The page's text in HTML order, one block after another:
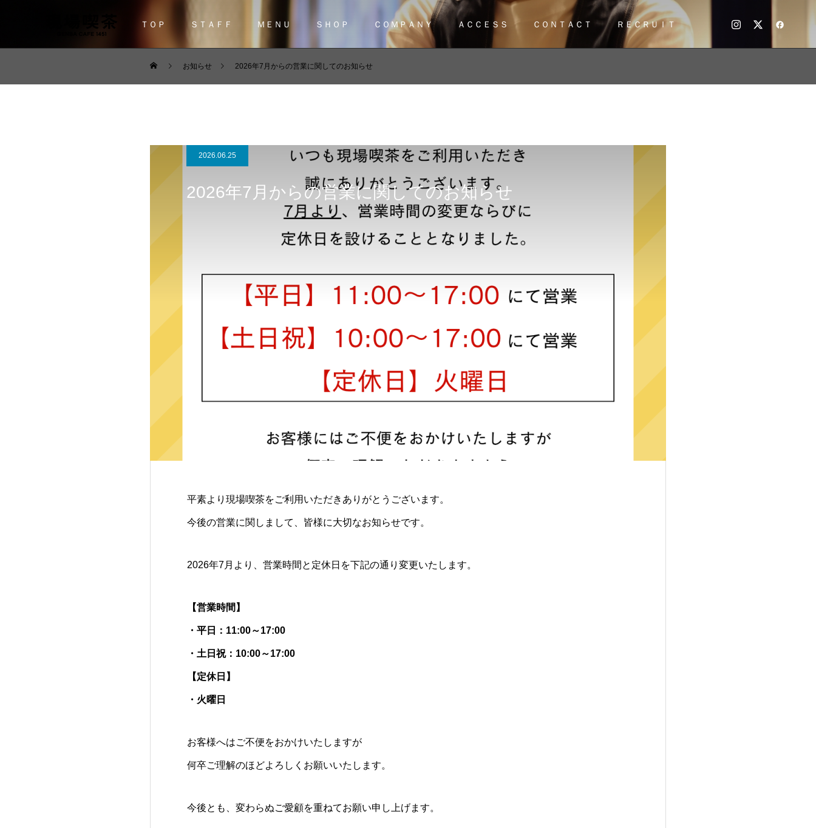
ＴＯＰ ＳＴＡＦＦ ＭＥＮＵ ＳＨＯＰ ＣＯＭＰＡＮＹ ＡＣＣＥＳＳ ＣＯＮＴＡＣＴ ＲＥＣＲＵＩＴ
お知らせ 2026年7月からの営業に関してのお知らせ
2026.06.25
2026年7月からの営業に関してのお知らせ
平素より現場喫茶をご利用いただきありがとうございます。
今後の営業に関しまして、皆様に大切なお知らせです。
2026年7月より、営業時間と定休日を下記の通り変更いたします。
【営業時間】
・平日：11:00～17:00
・土日祝：10:00～17:00
【定休日】
・火曜日
お客様へはご不便をおかけいたしますが
何卒ご理解のほどよろしくお願いいたします。
今後とも、変わらぬご愛顧を重ねてお願い申し上げます。